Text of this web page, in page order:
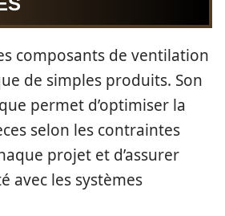
composants de ventilation
de simples produits. Son
permet d’optimiser la
selon les contraintes
projet et d’assurer
avec les systèmes